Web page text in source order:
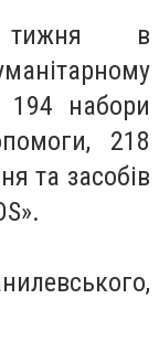
в
набори
218
та засобів